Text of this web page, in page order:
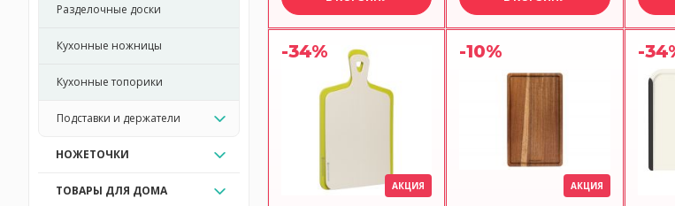
Разделочные доски
Кухонные ножницы
Кухонные топорики
Подставки и держатели
НОЖЕТОЧКИ
ТОВАРЫ ДЛЯ ДОМА
-34%
АКЦИЯ
-10%
АКЦИЯ
-